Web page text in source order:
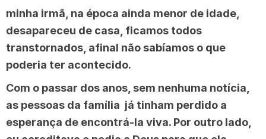
minha irmã, na época ainda menor de idade,
desapareceu de casa, ficamos todos
transtornados, afinal não sabíamos o que
poderia ter acontecido.
Com o passar dos anos, sem nenhuma notícia,
as pessoas da família já tinham perdido a
esperança de encontrá-la viva. Por outro lado,